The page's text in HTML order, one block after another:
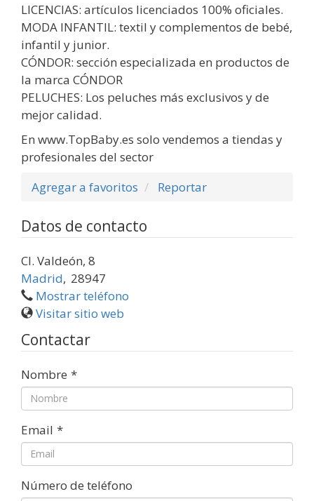
LICENCIAS: artículos licenciados 100% oficiales.
MODA INFANTIL: textil y complementos de bebé,
infantil y junior.
CÓNDOR: sección especializada en productos de
la marca CÓNDOR
PELUCHES: Los peluches más exclusivos y de
mejor calidad.
En www.TopBaby.es solo vendemos a tiendas y
profesionales del sector
Agregar a favoritos
Reportar
Datos de contacto
Cl. Valdeón, 8
Madrid, 28947
Mostrar teléfono
Visitar sitio web
Contactar
Nombre *
Email *
Número de teléfono